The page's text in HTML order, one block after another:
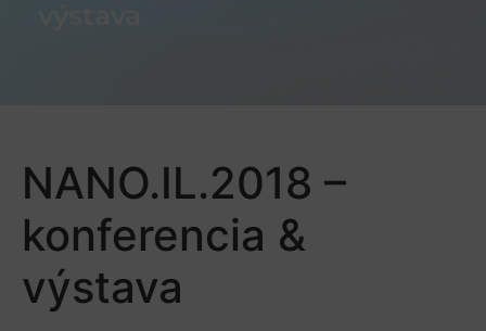
NANO.IL.2018 –
konferencia &
výstava